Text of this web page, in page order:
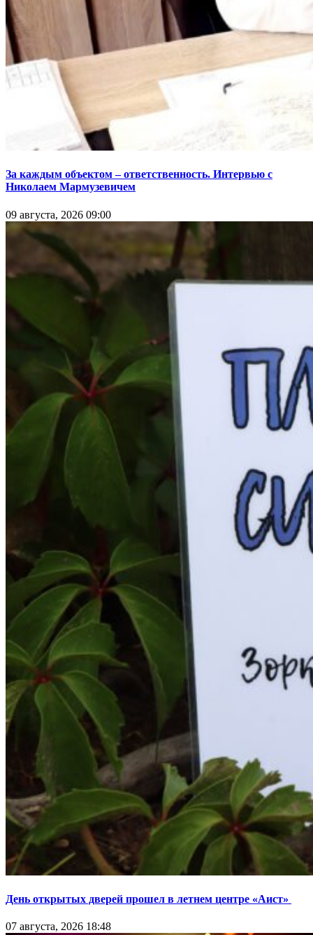
За каждым объектом – ответственность. Интервью с
Николаем Мармузевичем
09 августа, 2026 09:00
День открытых дверей прошел в летнем центре «Аист»
07 августа, 2026 18:48